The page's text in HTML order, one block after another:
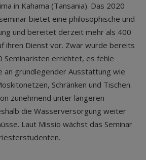
in Kahama (Tansania). Das 2020
bietet eine philosophische und
und bereitet derzeit mehr als 400
ihren Dienst vor. Zwar wurde bereits
Seminaristen errichtet, es fehle
an grundlegender Ausstattung wie
Schränken und Tischen.
zunehmend unter längeren
die Wasserversorgung weiter
Laut Missio wächst das Seminar